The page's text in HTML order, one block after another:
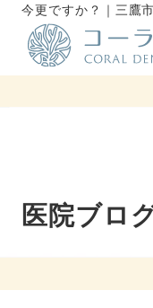
今更ですか？｜三鷹
医院ブロ